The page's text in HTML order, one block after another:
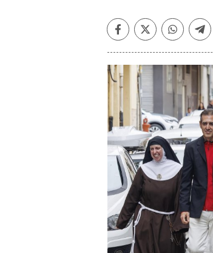
Facebook
Twitter